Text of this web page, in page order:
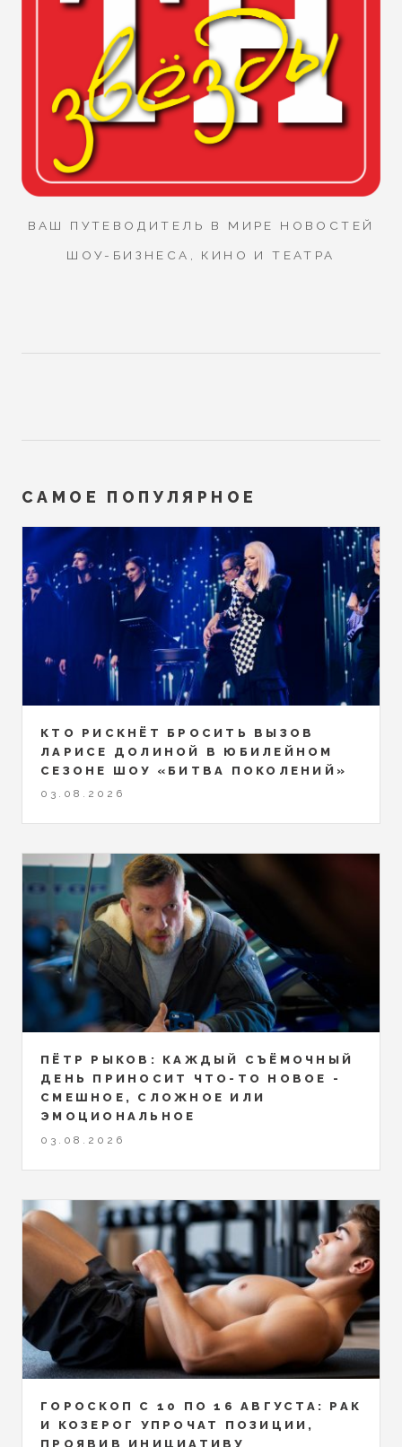
ВАШ ПУТЕВОДИТЕЛЬ В МИРЕ НОВОСТЕЙ
ШОУ-БИЗНЕСА, КИНО И ТЕАТРА
САМОЕ ПОПУЛЯРНОЕ
КТО РИСКНЁТ БРОСИТЬ ВЫЗОВ
ЛАРИСЕ ДОЛИНОЙ В ЮБИЛЕЙНОМ
СЕЗОНЕ ШОУ «БИТВА ПОКОЛЕНИЙ»
03.08.2026
ПЁТР РЫКОВ: КАЖДЫЙ СЪЁМОЧНЫЙ
ДЕНЬ ПРИНОСИТ ЧТО-ТО НОВОЕ -
СМЕШНОЕ, СЛОЖНОЕ ИЛИ
ЭМОЦИОНАЛЬНОЕ
03.08.2026
ГОРОСКОП С 10 ПО 16 АВГУСТА: РАК
И КОЗЕРОГ УПРОЧАТ ПОЗИЦИИ,
ПРОЯВИВ ИНИЦИАТИВУ